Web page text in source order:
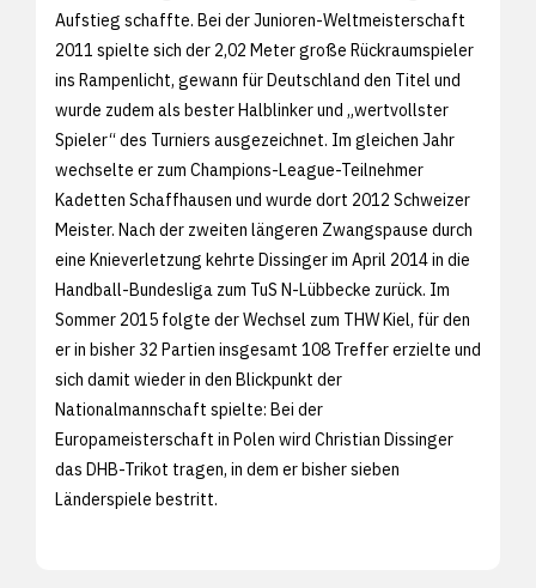
Aufstieg schaffte. Bei der Junioren-Weltmeisterschaft
2011 spielte sich der 2,02 Meter große Rückraumspieler
ins Rampenlicht, gewann für Deutschland den Titel und
wurde zudem als bester Halblinker und „wertvollster
Spieler“ des Turniers ausgezeichnet. Im gleichen Jahr
wechselte er zum Champions-League-Teilnehmer
Kadetten Schaffhausen und wurde dort 2012 Schweizer
Meister. Nach der zweiten längeren Zwangspause durch
eine Knieverletzung kehrte Dissinger im April 2014 in die
Handball-Bundesliga zum TuS N-Lübbecke zurück. Im
Sommer 2015 folgte der Wechsel zum THW Kiel, für den
er in bisher 32 Partien insgesamt 108 Treffer erzielte und
sich damit wieder in den Blickpunkt der
Nationalmannschaft spielte: Bei der
Europameisterschaft in Polen wird Christian Dissinger
das DHB-Trikot tragen, in dem er bisher sieben
Länderspiele bestritt.